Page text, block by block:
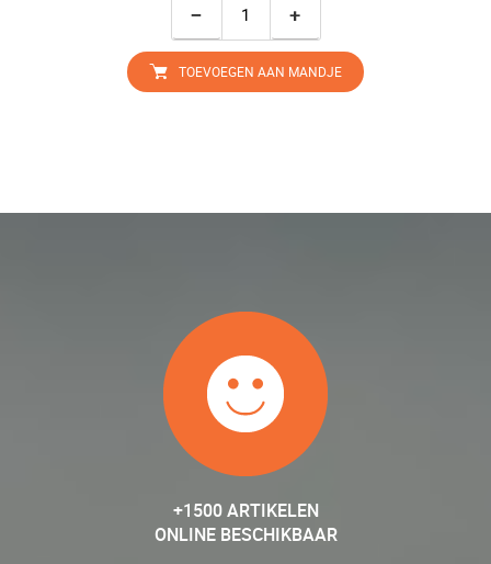
− +
TOEVOEGEN AAN MANDJE
+1500 ARTIKELEN
ONLINE BESCHIKBAAR